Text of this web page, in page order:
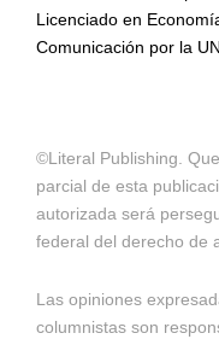
Licenciado en
Comunicación por la
©Literal Publishing.
parcial de esta
autorizada será
federal del derecho de
Las opiniones
columnistas son